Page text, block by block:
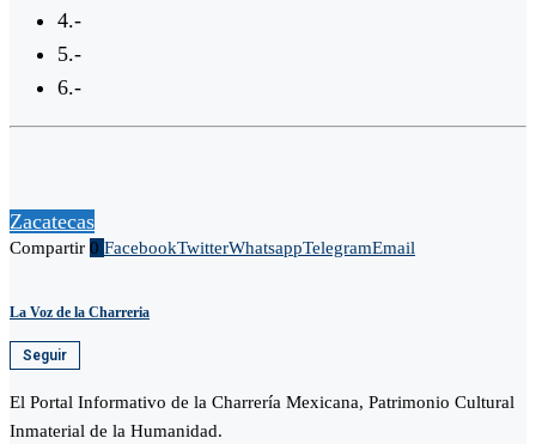
4.-
5.-
6.-
Zacatecas
Compartir 0 FacebookTwitterWhatsappTelegramEmail
La Voz de la Charreria
Seguir
El Portal Informativo de la Charrería Mexicana, Patrimonio Cultural
Inmaterial de la Humanidad.